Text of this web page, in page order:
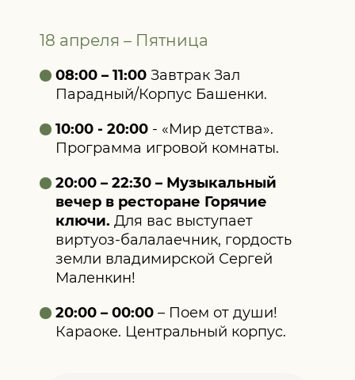
18 апреля – Пятница
08:00 – 11:00 Завтрак Зал
Парадный/Корпус Башенки.
10:00 - 20:00 - «Мир детства».
Программа игровой комнаты.
20:00 – 22:30 – Музыкальный
вечер в ресторане Горячие
ключи. Для вас выступает
виртуоз-балалаечник, гордость
земли владимирской Сергей
Маленкин!
20:00 – 00:00 – Поем от души!
Караоке. Центральный корпус.